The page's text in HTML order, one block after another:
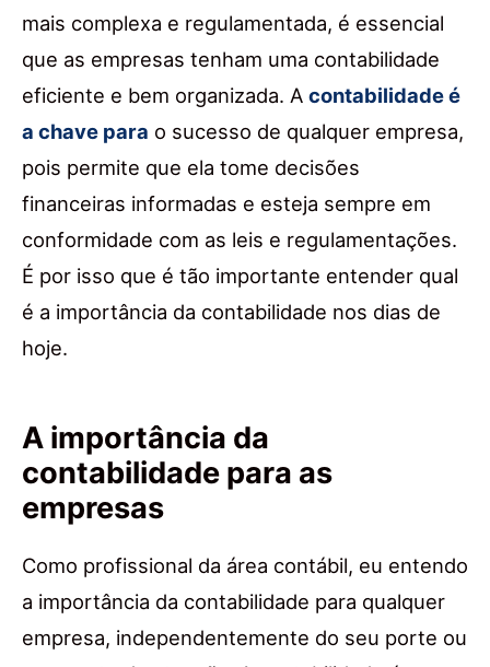
mais complexa e regulamentada, é essencial
que as empresas tenham uma contabilidade
eficiente e bem organizada. A contabilidade é
a chave para o sucesso de qualquer empresa,
pois permite que ela tome decisões
financeiras informadas e esteja sempre em
conformidade com as leis e regulamentações.
É por isso que é tão importante entender qual
é a importância da contabilidade nos dias de
hoje.
A importância da
contabilidade para as
empresas
Como profissional da área contábil, eu entendo
a importância da contabilidade para qualquer
empresa, independentemente do seu porte ou